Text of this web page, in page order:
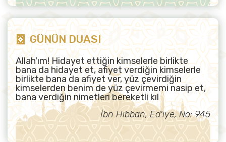
GÜNÜN DUASI
Allah'ım! Hidayet ettiğin kimselerle birlikte
bana da hidayet et, afiyet verdiğin kimselerle
birlikte bana da afiyet ver, yüz çevirdiğin
kimselerden benim de yüz çevirmemi nasip et,
bana verdiğin nimetleri bereketli kıl
İbn Hıbban, Ed'ıye, No: 945